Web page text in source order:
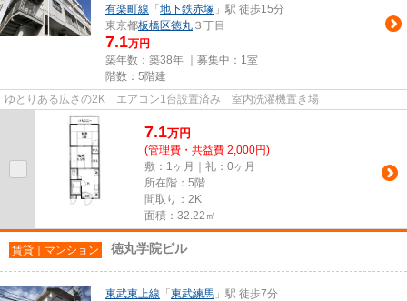
有楽町線 「 地下鉄赤塚 」駅 徒歩15分
東京都板橋区徳丸 ３丁目
7.1万円
築年数：築38年 ｜募集中： 1室
階数：5階建
ゆとりある広さの2K エアコン1台設置済み 室内洗濯機置き場
7.1万円
(管理費・共益費 2,000円)
敷：1ヶ月｜礼：0ヶ月
所在階：5階
間取り：2K
面積：32.22㎡
賃貸｜マンション 徳丸学院ビル
東武東上線 「 東武練馬 」駅 徒歩7分